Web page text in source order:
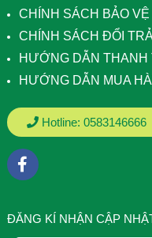
CHÍNH SÁCH BẢO
CHÍNH SÁCH ĐỔI
HƯỚNG DẪN THANH
HƯỚNG DẪN MUA
Hotline: 0583146666
ÐĂNG KÍ NHẬN CẬP